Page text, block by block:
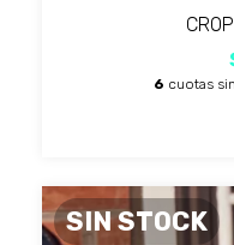
6 cuotas
SIN STOCK